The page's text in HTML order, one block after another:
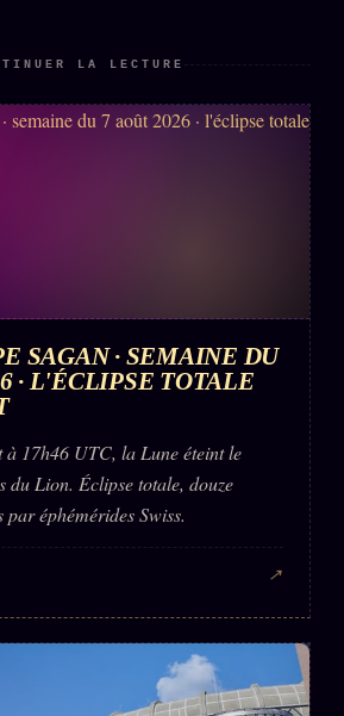
LA LECTURE
SAGAN · SEMAINE DU
· L'ÉCLIPSE TOTALE
17h46 UTC, la Lune éteint le
du Lion. Éclipse totale, douze
éphémérides Swiss.
↗